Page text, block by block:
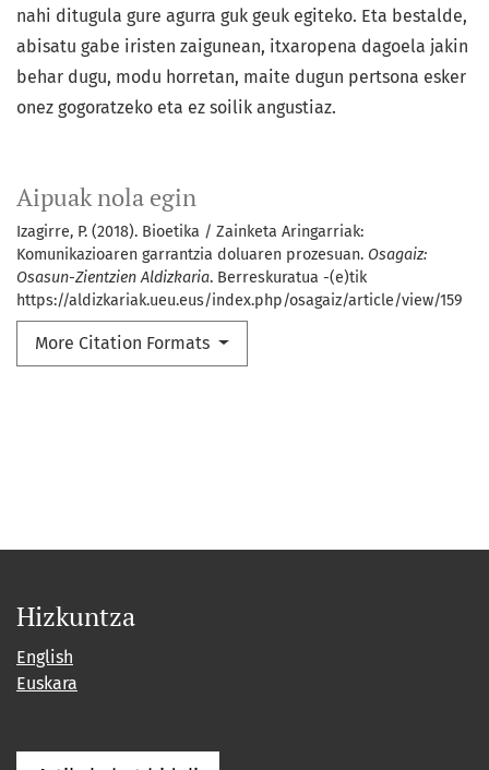
Aipuak nola egin
Izagirre, P. (2018). Bioetika / Zainketa Aringarriak:
Komunikazioaren garrantzia doluaren prozesuan. Osagaiz:
Osasun-Zientzien Aldizkaria. Berreskuratua -(e)tik
https://aldizkariak.ueu.eus/index.php/osagaiz/article/view/159
More Citation Formats
nahi ditugula gure agurra guk geuk egiteko. Eta bestalde,
abisatu gabe iristen zaigunean, itxaropena dagoela jakin
behar dugu, modu horretan, maite dugun pertsona esker
onez gogoratzeko eta ez soilik angustiaz.
Hizkuntza
English
Euskara